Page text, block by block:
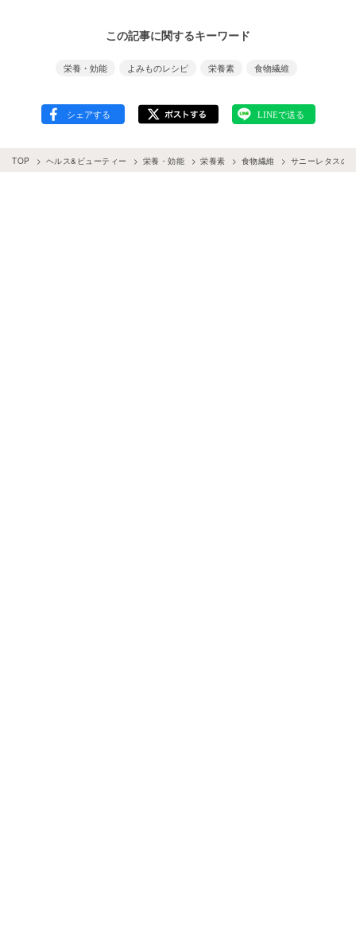
この記事に関するキーワード
栄養・効能 よみものレシピ 栄養素 食物繊維
TOP ヘルス&ビューティー 栄養・効能 栄養素 食物繊維 サニーレタスの